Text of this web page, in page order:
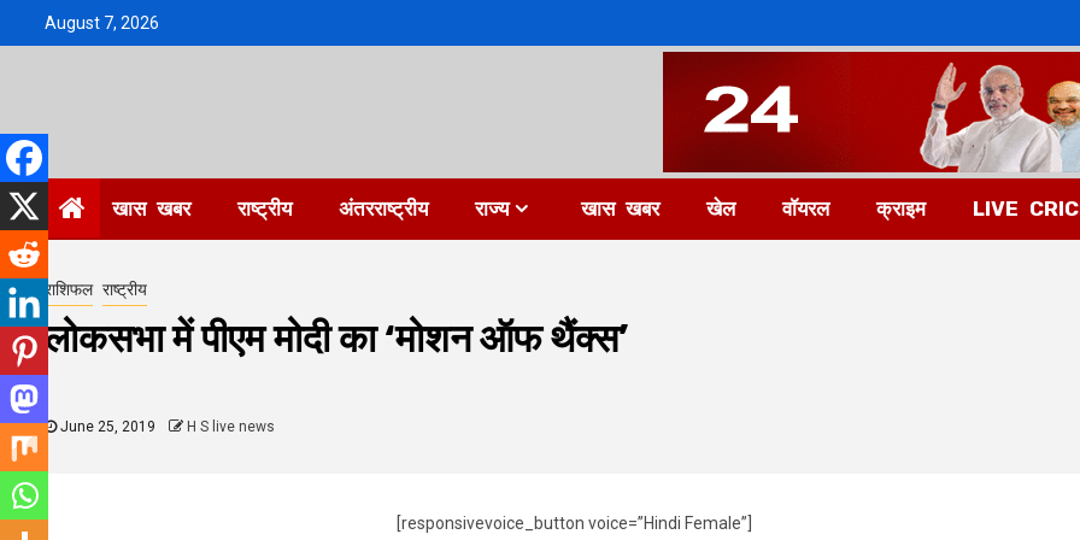
August 7, 2026
खास खबर राष्ट्रीय अंतरराष्ट्रीय राज्य खास खबर खेल वॉयरल क्राइम LIVE
राशिफल राष्ट्रीय
लोकसभा में पीएम मोदी का ‘मोशन ऑफ थैंक्स’
June 25, 2019 H S live news
[responsivevoice_button voice=”Hindi Female”]